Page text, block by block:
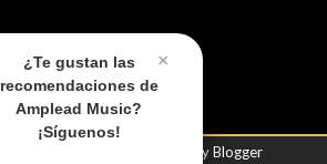
×
¿Te gustan las
recomendaciones de
Amplead Music?
¡Síguenos!
| Powered byBlogger